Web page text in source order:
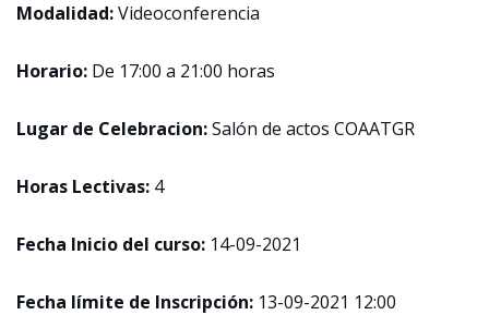
Modalidad:Videoconferencia
Horario: De 17:00 a 21:00 horas
Lugar de Celebracion:Salón de actos COAATGR
Horas Lectivas: 4
Fecha Inicio del curso: 14-09-2021
Fecha límite de Inscripción: 13-09-2021 12:00